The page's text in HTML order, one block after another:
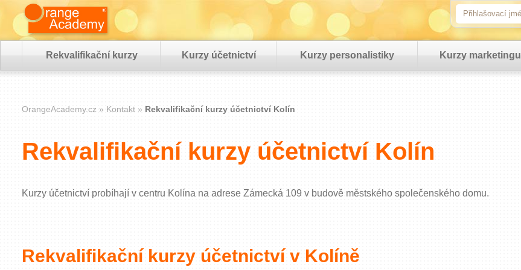
Rekvalifikační kurzy Kurzy účetnictví Kurzy personalistiky Kurzy marketingu
OrangeAcademy.cz Kontakt Rekvalifikační kurzy účetnictví Kolín
Rekvalifikační kurzy účetnictví Kolín
Kurzy účetnictví probíhají v centru Kolína na adrese Zámecká 109 v budově městského společenského domu.
Rekvalifikační kurzy účetnictví v Kolíně